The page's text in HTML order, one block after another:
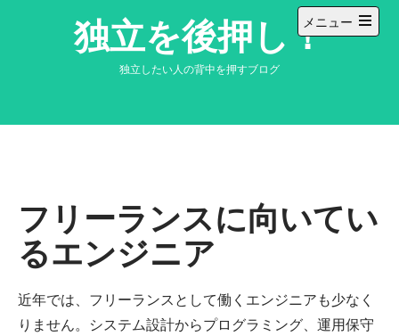
独立を後押し！
独立したい人の背中を押すブログ
メニュー
メ
フリーランスに向いてい
るエンジニア
近年では、フリーランスとして働くエンジニアも少なく
りません。システム設計からプログラミング、運用保守